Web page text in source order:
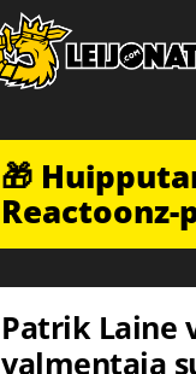
🎁
Patrik Laine
valmentaja